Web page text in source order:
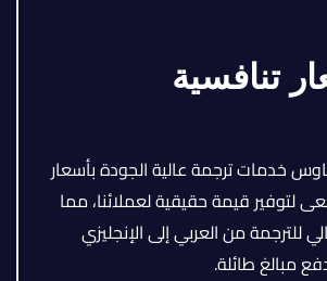
خدمات ترجمة عالية الجودة بأسعار
لتوفير قيمة حقيقية لعملائنا، مما
للترجمة من العربي إلى الإنجليزي
مبالغ طائلة.